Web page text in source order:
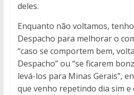
deles.
Enquanto não voltamos,
Despacho para melhorar o
“caso se comportem bem,
Despacho” ou “se ficarem
levá-los para Minas Gerais”,
que venho repetindo dia sim e